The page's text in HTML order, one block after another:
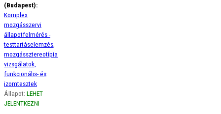
(Budapest):
Komplex
mozgásszervi
állapotfelmérés -
testtartáselemzés,
mozgássztereotípia
vizsgálatok,
funkcionális- és
izomtesztek
Állapot: LEHET
JELENTKEZNI